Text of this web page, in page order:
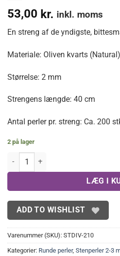
53,00 kr. inkl. moms
En streng af de yndigste,
Materiale: Oliven kvarts (Natural)
Størrelse: 2 mm
Strengens længde: 40 cm
Antal perler pr. streng: Ca. 200
2 på lager
Bittesmå facetterede Oliven Kvarts
LÆG I
ADD TO WISHLIST
Varenummer (SKU): STDIV-210
Kategorier: Runde perler, Stenperler 2-3